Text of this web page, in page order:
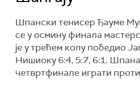
Шпански тенисер Ђауме
се у осмину финала
је у трећем колу победио
Нишиоку 6:4, 5:7, 6:1.
четвртфинале играти